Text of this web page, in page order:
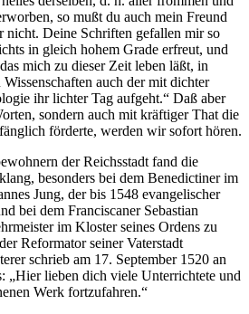
so mußt du auch mein Freund
nicht. Deine Schriften gefallen mir so
in gleich hohem Grade erfreut, und
mich zu dieser Zeit leben läßt, in
auch der mit dichter
ihr lichter Tag aufgeht.“ Daß aber
sondern auch mit kräftiger That die
förderte, werden wir sofort hören.
der Reichsstadt fand die
besonders bei dem Benedictiner im
Jung, der bis 1548 evangelischer
bei dem Franciscaner Sebastian
im Kloster seines Ordens zu
Reformator seiner Vaterstadt
schrieb am 17. September 1520 an
„Hier lieben dich viele Unterrichtete und
Werk fortzufahren.“